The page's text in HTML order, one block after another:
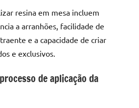
resina em mesa incluem
a arranhões, facilidade de
e a capacidade de criar
e exclusivos.
de aplicação da